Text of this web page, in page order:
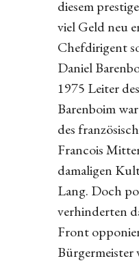
diesem
viel Geld neu
Chefdirigent
Daniel
1975 Leiter des
Barenboim
des
Francois
damaligen
Lang. Doch
verhinderten
Front
Bürgermeister